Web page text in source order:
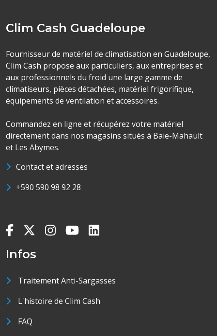
Clim Cash Guadeloupe
Fournisseur de matériel de climatisation en Guadeloupe,
Clim Cash propose aux particuliers, aux entreprises et
aux professionnels du froid une large gamme de
climatiseurs, pièces détachées, matériel frigorifique,
équipements de ventilation et accessoires.
Commandez en ligne et récupérez votre matériel
directement dans nos magasins situés à Baie-Mahault
et Les Abymes.
Contact et adresses
+590 590 98 92 28
Infos
Traitement Anti-Sargasses
L'histoire de Clim Cash
FAQ